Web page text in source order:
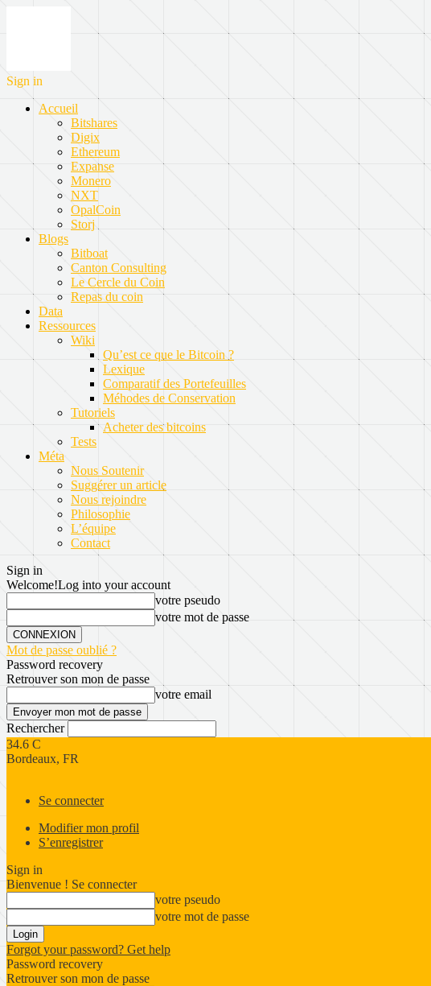
Sign in
Accueil
Bitshares
Digix
Ethereum
Expanse
Monero
NXT
OpalCoin
Storj
Blogs
Bitboat
Canton Consulting
Le Cercle du Coin
Repas du coin
Data
Ressources
Wiki
Qu’est ce que le Bitcoin ?
Lexique
Comparatif des Portefeuilles
Méhodes de Conservation
Tutoriels
Acheter des bitcoins
Tests
Méta
Nous Soutenir
Suggérer un article
Nous rejoindre
Philosophie
L’équipe
Contact
Sign in
Welcome!Log into your account
votre pseudo
votre mot de passe
Mot de passe oublié ?
Password recovery
Retrouver son mon de passe
votre email
Rechercher
34.6 C
Bordeaux, FR
Se connecter
Modifier mon profil
S’enregistrer
Sign in
Bienvenue ! Se connecter
votre pseudo
votre mot de passe
Forgot your password? Get help
Password recovery
Retrouver son mon de passe